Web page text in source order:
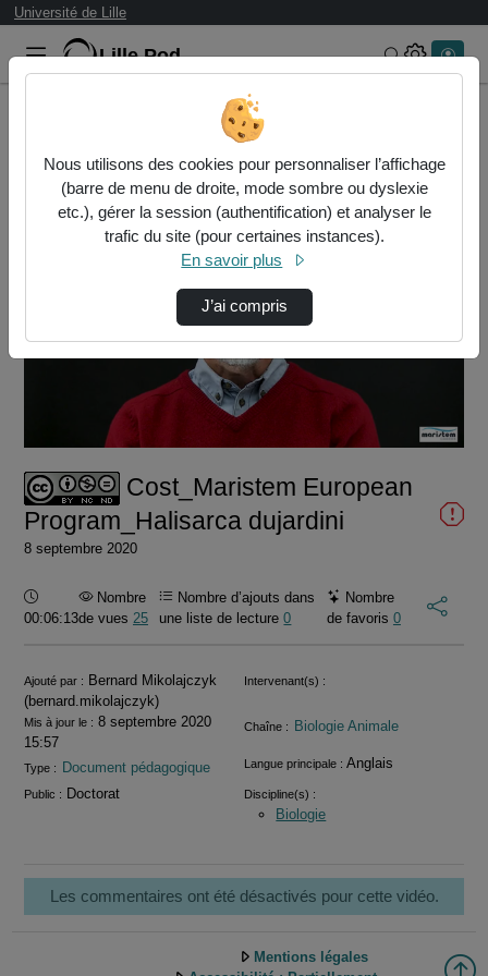
Université de Lille
Lille.Pod Rechercher
Cost_Maristem European Program_Halisarca duj…
Lire
la
vidéo
Cost_Maristem European
Program_Halisarca dujardini
8 septembre 2020
Durée :
00:06:13
Nombre
de vues 25
Nombre d’ajouts dans
une liste de lecture0
Nombre
de favoris 0
Informations
Ajouté par : Bernard Mikolajczyk
(bernard.mikolajczyk)
Intervenant(s) :
Mis à jour le : 8 septembre 2020
15:57
Chaîne : Biologie Animale
Type : Document pédagogique Langue principale : Anglais
Public : Doctorat Discipline(s) :
Biologie
Les commentaires ont été désactivés pour cette vidéo.
Mentions légales
Nous utilisons des cookies pour personnaliser l’affichage
(barre de menu de droite, mode sombre ou dyslexie
etc.), gérer la session (authentification) et analyser le
trafic du site (pour certaines instances).
En savoir plus
J’ai compris